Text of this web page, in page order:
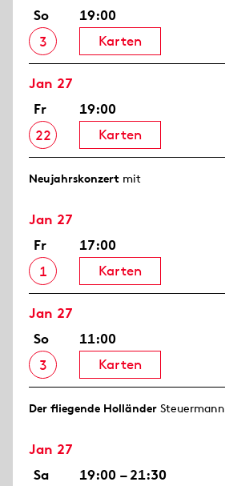
So
3
19:00
Karten
Jan 27
Fr
22
19:00
Karten
Neujahrs­konzert mit
Jan 27
Fr
1
17:00
Karten
Jan 27
So
3
11:00
Karten
Der fliegende Holländer Steuermann
Jan 27
Sa
19:00 – 21:30